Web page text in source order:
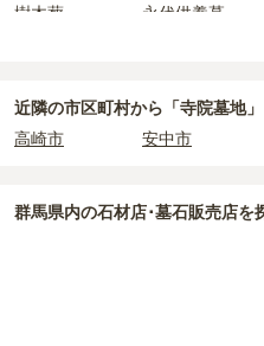
・開眼法要の費用
：お墓を新し
・納骨式の費用
：お墓に遺骨を
・年間管理費：お墓の管理費。
価格の目安は、1名あたり5万円
お墓を探すのがおすすめです。
樹木葬
永代供養墓
近隣の市区町村から 「寺院墓地
高崎市
安中市
群馬県内の石材店･墓石販売店を